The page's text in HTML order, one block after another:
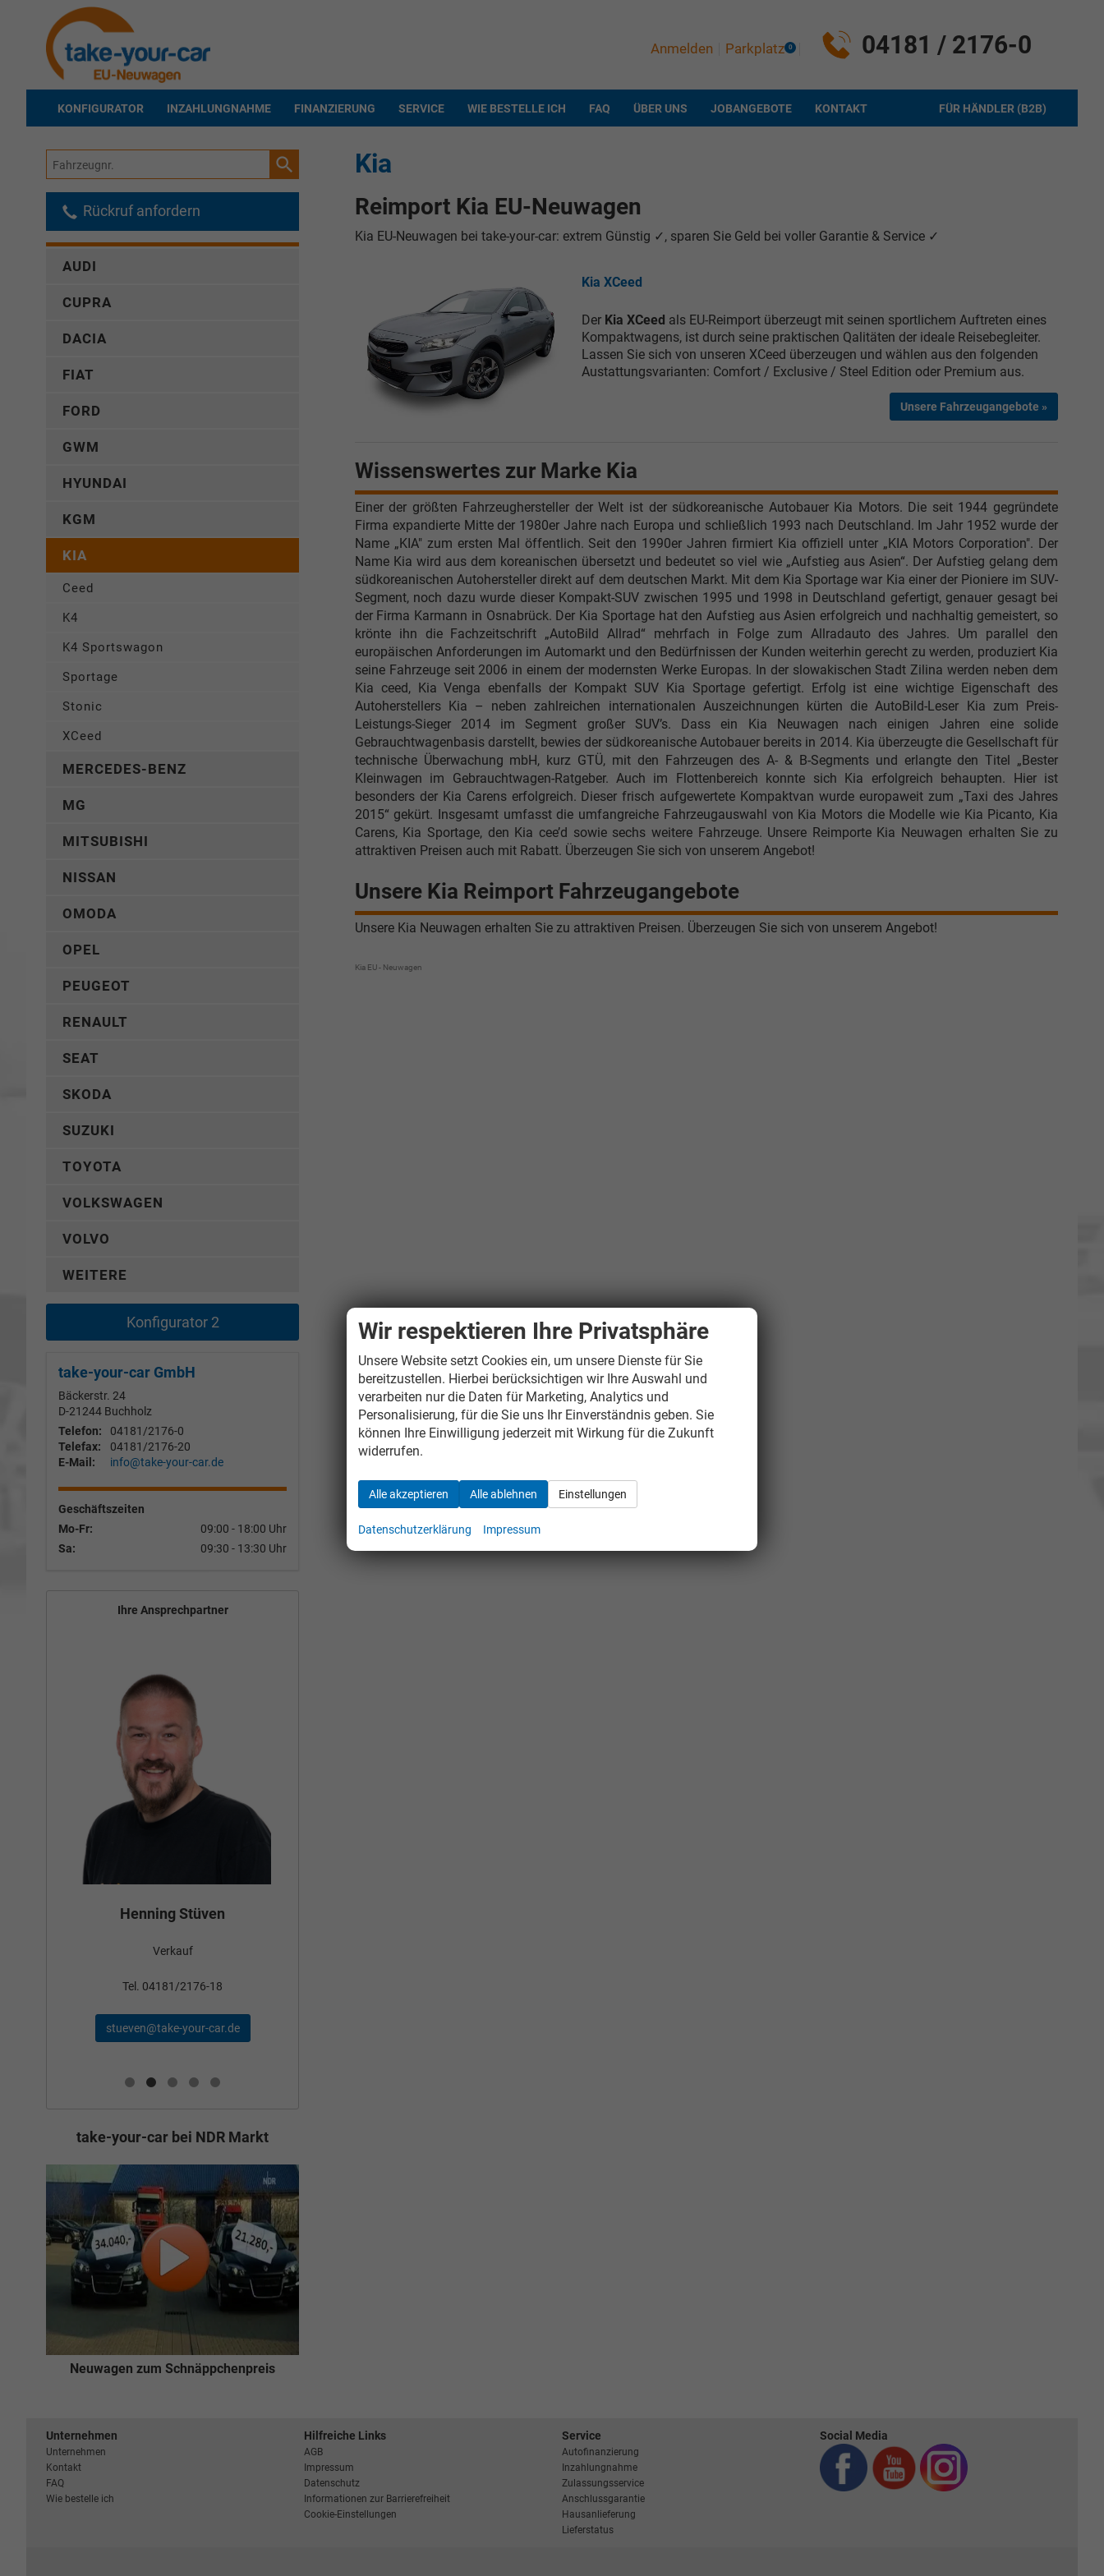
04181 / 2176-0
Anmelden Parkplatz 0
KONFIGURATOR INZAHLUNGNAHME FINANZIERUNG SERVICE WIE BESTELLE ICH FAQ ÜBER UNS JOBANGEBOTE FÜR HÄNDLER (B2B)
KONTAKT
Kia
Reimport Kia EU-Neuwagen
Kia EU-Neuwagen bei take-your-car: extrem Günstig ✓, sparen Sie Geld bei voller Garantie & Service ✓
Kia XCeed
Der Kia XCeed als EU-Reimport überzeugt mit seinen sportlichem Auftreten eines
Kompaktwagens, ist durch seine praktischen Qalitäten der ideale Reisebegleiter.
Lassen Sie sich von unseren XCeed überzeugen und wählen aus den folgenden
Austattungsvarianten: Comfort / Exclusive / Steel Edition oder Premium aus.
Unsere Fahrzeugangebote »
Wissenswertes zur Marke Kia
Einer der größten Fahrzeughersteller der Welt ist der südkoreanische Autobauer Kia Motors. Die seit 1944 gegründete
Firma expandierte Mitte der 1980er Jahre nach Europa und schließlich 1993 nach Deutschland. Im Jahr 1952 wurde der
Name „KIA" zum ersten Mal öffentlich. Seit den 1990er Jahren firmiert Kia offiziell unter „KIA Motors Corporation". Der
Name Kia wird aus dem koreanischen übersetzt und bedeutet so viel wie „Aufstieg aus Asien“. Der Aufstieg gelang dem
südkoreanischen Autohersteller direkt auf dem deutschen Markt. Mit dem Kia Sportage war Kia einer der Pioniere im SUV-
Segment, noch dazu wurde dieser Kompakt-SUV zwischen 1995 und 1998 in Deutschland gefertigt, genauer gesagt bei
der Firma Karmann in Osnabrück. Der Kia Sportage hat den Aufstieg aus Asien erfolgreich und nachhaltig gemeistert, so
krönte ihn die Fachzeitschrift „AutoBild Allrad“ mehrfach in Folge zum Allradauto des Jahres. Um parallel den
europäischen Anforderungen im Automarkt und den Bedürfnissen der Kunden weiterhin gerecht zu werden, produziert Kia
seine Fahrzeuge seit 2006 in einem der modernsten Werke Europas. In der slowakischen Stadt Zilina werden neben dem
Kia ceed, Kia Venga ebenfalls der Kompakt SUV Kia Sportage gefertigt. Erfolg ist eine wichtige Eigenschaft des
Autoherstellers Kia – neben zahlreichen internationalen Auszeichnungen kürten die AutoBild-Leser Kia zum Preis-
Leistungs-Sieger 2014 im Segment großer SUV’s. Dass ein Kia Neuwagen nach einigen Jahren eine solide
Gebrauchtwagenbasis darstellt, bewies der südkoreanische Autobauer bereits in 2014. Kia überzeugte die Gesellschaft für
technische Überwachung mbH, kurz GTÜ, mit den Fahrzeugen des A- & B-Segments und erlangte den Titel „Bester
Kleinwagen im Gebrauchtwagen-Ratgeber. Auch im Flottenbereich konnte sich Kia erfolgreich behaupten. Hier ist
besonders der Kia Carens erfolgreich. Dieser frisch aufgewertete Kompaktvan wurde europaweit zum „Taxi des Jahres
2015“ gekürt. Insgesamt umfasst die umfangreiche Fahrzeugauswahl von Kia Motors die Modelle wie Kia Picanto, Kia
Carens, Kia Sportage, den Kia cee’d sowie sechs weitere Fahrzeuge. Unsere Reimporte Kia Neuwagen erhalten Sie zu
attraktiven Preisen auch mit Rabatt. Überzeugen Sie sich von unserem Angebot!
Unsere Kia Reimport Fahrzeugangebote
Unsere Kia Neuwagen erhalten Sie zu attraktiven Preisen. Überzeugen Sie sich von unserem Angebot!
Kia EU - Neuwagen
Fahrzeugnr.
Rückruf anfordern
AUDI
CUPRA
DACIA
FIAT
FORD
GWM
HYUNDAI
KGM
KIA
Ceed
K4
K4 Sportswagon
Sportage
Stonic
XCeed
MERCEDES-BENZ
MG
MITSUBISHI
NISSAN
OMODA
OPEL
PEUGEOT
RENAULT
SEAT
SKODA
SUZUKI
TOYOTA
VOLKSWAGEN
VOLVO
WEITERE
Konfigurator 2
take-your-car GmbH
Bäckerstr. 24
D-21244 Buchholz
Telefon:
04181/2176-0
Telefax:
04181/2176-20
E-Mail:
info@take-your-car.de
Geschäftszeiten
Mo-Fr:
09:00 - 18:00 Uhr
Sa:
09:30 - 13:30 Uhr
Ihre Ansprechpartner
Henning Stüven
Verkauf
Tel. 04181/2176-18
stueven@take-your-car.de
take-your-car bei NDR Markt
Neuwagen zum Schnäppchenpreis
Unternehmen
Unternehmen
Kontakt
FAQ
Wie bestelle ich
Hilfreiche Links
AGB
Impressum
Datenschutz
Informationen zur Barrierefreiheit
Cookie-Einstellungen
Service
Autofinanzierung
Inzahlungnahme
Zulassungsservice
Anschlussgarantie
Hausanlieferung
Lieferstatus
Social Media
Wir respektieren Ihre Privatsphäre
Unsere Website setzt Cookies ein, um unsere Dienste für Sie
bereitzustellen. Hierbei berücksichtigen wir Ihre Auswahl und
verarbeiten nur die Daten für Marketing, Analytics und
Personalisierung, für die Sie uns Ihr Einverständnis geben. Sie
können Ihre Einwilligung jederzeit mit Wirkung für die Zukunft
widerrufen.
Alle akzeptieren Alle ablehnen Einstellungen
Datenschutzerklärung Impressum